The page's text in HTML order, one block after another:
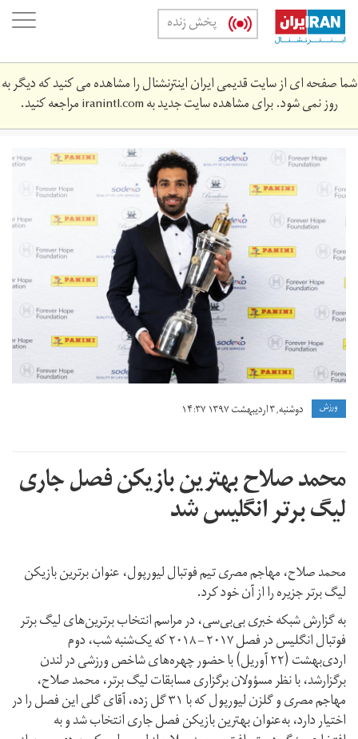
Skip
main
content
پخش زنده
شما صفحه ای از سایت قدیمی ایران اینترنشنال را مشاهده می کنید که دیگر به
روز نمی شود. برای مشاهده سایت جدید بهiranintl.comمراجعه کنید.
sei_8640961.jpg
ورزش دوشنبه, ۳ اردیبهشت ۱۳۹۷ ۱۴:۳۷
محمد صلاح بهترین بازیکن فصل جاری
لیگ برتر انگلیس شد
محمد صلاح، مهاجم مصری تیم فوتبال لیورپول، عنوان برترین بازیکن
لیگ برتر جزیره را از آن خود کرد.
به گزارش شبکه خبری بی‌بی‌سی، در مراسم انتخاب برترین‌های لیگ برتر
فوتبال انگلیس در فصل ۲۰۱۷ – ۲۰۱۸ که یک‌شنبه شب، دوم
اردی‌بهشت (۲۲ آوریل) با حضور چهره‌های شاخص ورزشی در لندن
برگزارشد، با نظر مسؤولان برگزاری مسابقات لیگ برتر، محمد صلاح،
مهاجم مصری و گلزن لیورپول که با ۳۱ گل زده، آقای گلی این فصل را در
اختیار دارد، به‌عنوان بهترین بازیکن فصل جاری انتخاب شد و به